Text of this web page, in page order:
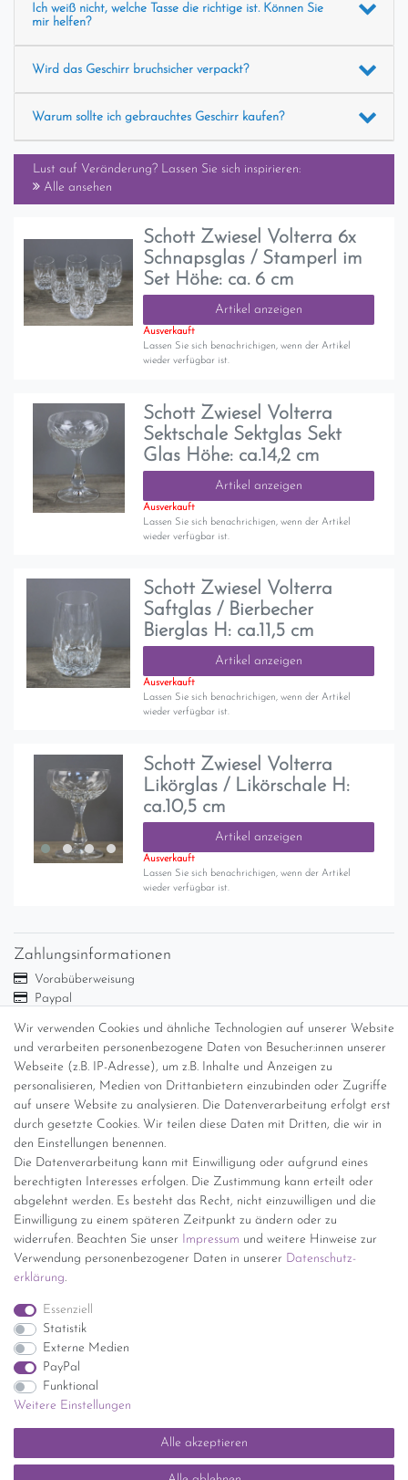
Ich weiß nicht, welche Tasse die richtige ist. Können Sie
mir helfen?
Wird das Geschirr bruchsicher verpackt?
Warum sollte ich gebrauchtes Geschirr kaufen?
Lust auf Veränderung? Lassen Sie sich inspirieren:
Alle ansehen
Schott Zwiesel Volterra 6x
Schnapsglas / Stamperl im
Set Höhe: ca. 6 cm
Artikel anzeigen
Ausverkauft
Lassen Sie sich benachrichigen, wenn der Artikel
wieder verfügbar ist.
Schott Zwiesel Volterra
Sektschale Sektglas Sekt
Glas Höhe: ca.14,2 cm
Artikel anzeigen
Ausverkauft
Lassen Sie sich benachrichigen, wenn der Artikel
wieder verfügbar ist.
Schott Zwiesel Volterra
Saftglas / Bierbecher
Bierglas H: ca.11,5 cm
Artikel anzeigen
Ausverkauft
Lassen Sie sich benachrichigen, wenn der Artikel
wieder verfügbar ist.
Schott Zwiesel Volterra
Likörglas / Likörschale H:
ca.10,5 cm
Artikel anzeigen
Ausverkauft
Lassen Sie sich benachrichigen, wenn der Artikel
wieder verfügbar ist.
Wir verwenden Cookies und ähnliche Technologien auf unserer Website
und verarbeiten personenbezogene Daten von Besucher:innen unserer
Webseite (z.B. IP-Adresse), um z.B. Inhalte und Anzeigen zu
personalisieren, Medien von Drittanbietern einzubinden oder Zugriffe
auf unsere Website zu analysieren. Die Datenverarbeitung erfolgt erst
durch gesetzte Cookies. Wir teilen diese Daten mit Dritten, die wir in
den Einstellungen benennen.
Die Datenverarbeitung kann mit Einwilligung oder aufgrund eines
berechtigten Interesses erfolgen. Die Zustimmung kann erteilt oder
abgelehnt werden. Es besteht das Recht, nicht einzuwilligen und die
Einwilligung zu einem späteren Zeitpunkt zu ändern oder zu
widerrufen. Beachten Sie unser Impressum und weitere Hinweise zur
Verwendung personenbezogener Daten in unserer Daten­schutz­
erklärung.
Essenziell
Statistik
Externe Medien
PayPal
Funktional
Weitere Einstellungen
Alle akzeptieren
Zahlungsinformationen
Vorabüberweisung
Paypal
Versandinformationen
Versand per GLS (6,90 Euro) oder DHL (8,49 Euro ) inkl. MwSt.
(innerhalb Deutschlands)
kostenfreie Lieferung ab 150 Euro Warenwert (innerhalb
Deutschlands)
Übersicht Internationale Versandkosten
Wir kaufen an
Sie haben zuviel Porzellan im Schrank? Gerne kaufen wir dieses an.
Einfach unverbindliches Angebot anfordern.
*Endpreis inkl. MwSt. (Dieser Artikel unterliegt gem. § 25a
UStG der Differenzbesteuerung, ein Ausweis der
Mehrwertsteuer auf der Rechnung erfolgt nicht.)
Impressum Daten­schutz­erklärung
Vertrag widerrufen Kontakt